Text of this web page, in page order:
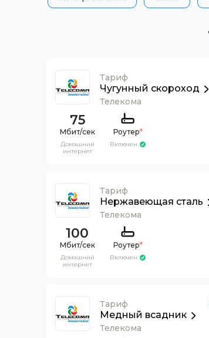
Тариф
Чугунный скороход
Телекома
75
Домашний
интернет
Роутер*
Включен
Тариф
Нержавеющая сталь
Телекома
100
Домашний
интернет
Роутер*
Включен
Тариф
Медный всадник
Телекома